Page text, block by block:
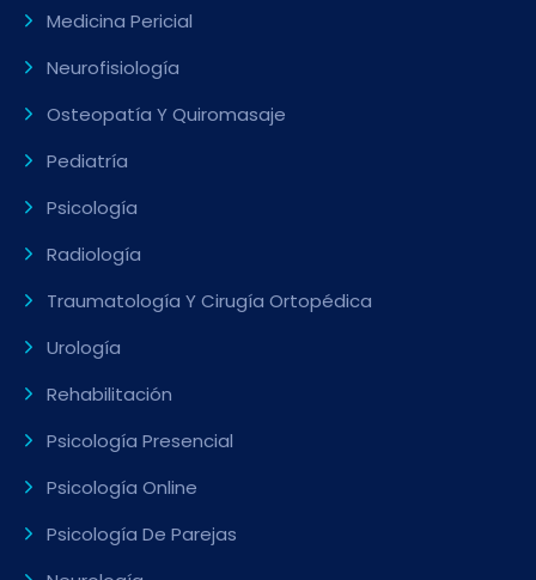
Medicina Pericial
Neurofisiología
Osteopatía Y Quiromasaje
Pediatría
Psicología
Radiología
Traumatología Y Cirugía Ortopédica
Urología
Rehabilitación
Psicología Presencial
Psicología Online
Psicología De Parejas